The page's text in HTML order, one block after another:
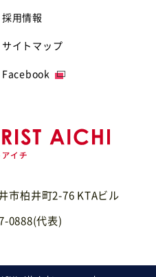
採用情報
サイトマップ
Facebook
市柏井町2-76 KTAビル
0888(代表)